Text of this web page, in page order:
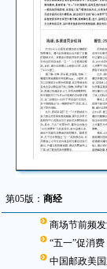
第05版： 商经
商场节前频
“五一”促消
中国邮政美